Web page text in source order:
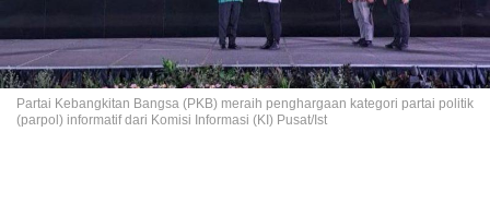
Partai Kebangkitan Bangsa (PKB) meraih penghargaan kategori partai politik
(parpol) informatif dari Komisi Informasi (KI) Pusat/Ist